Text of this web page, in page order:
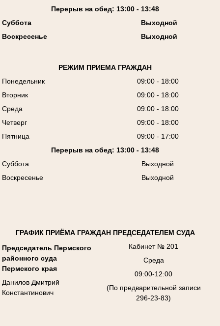
Перерыв на обед: 13:00 - 13:48
Суббота
Выходной
Воскресенье
Выходной
РЕЖИМ ПРИЕМА ГРАЖДАН
Понедельник
09:00 - 18:00
Вторник
09:00 - 18:00
Среда
09:00 - 18:00
Четверг
09:00 - 18:00
Пятница
09:00 - 17:00
Перерыв на обед: 13:00 - 13:48
Суббота
Выходной
Воскресенье
Выходной
ГРАФИК ПРИЁМА ГРАЖДАН ПРЕДСЕДАТЕЛЕМ СУДА
Председатель Пермского
районного суда
Пермского края
Данилов Дмитрий
Константинович
Кабинет № 201
Среда
09:00-12:00
(По предварительной записи
296-23-83)